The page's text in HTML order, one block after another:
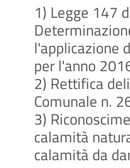
1) Legge 147
l'applicazione
per l'anno
2) Rettifica
Comunale n.
3)
calamità
calamità da